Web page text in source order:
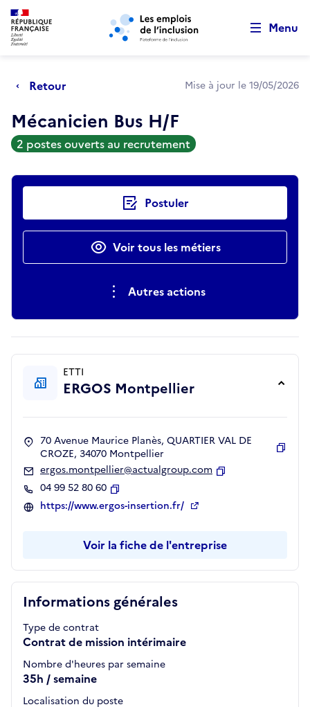
Aller au menu principal Aller au contenu principal
Menu
Retour Mise à jour le 19/05/2026
Mécanicien Bus H/F
2 postes ouverts au recrutement
Actions rapides Postuler
Voir tous les métiers
Autres actions
Informations générales
Type de contrat
Contrat de mission intérimaire
Nombre d'heures par semaine
35h / semaine
Localisation du poste
ETTI
ERGOS Montpellier
70 Avenue Maurice Planès, QUARTIER VAL DE
CROZE, 34070 Montpellier
ergos.montpellier@actualgroup.com
04 99 52 80 60
Copier
https://www.ergos-insertion.fr/
Voir la fiche de l'entreprise
Retour au début de la page
Panneau de gestion des cookies